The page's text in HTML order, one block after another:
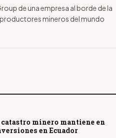
de una empresa al borde de la
mineros del mundo
minero mantiene en
en Ecuador